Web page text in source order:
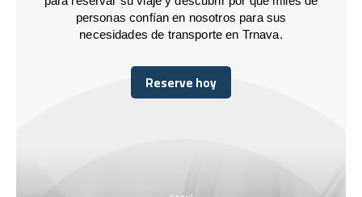
personas confían en nosotros para sus
necesidades de transporte en Trnava.
Reserve hoy
Reserve hoy